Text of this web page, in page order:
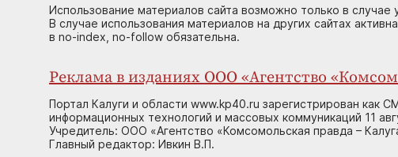
Использование материалов сайта возможно только в
В случае использования материалов на других сайтах
в no-index, no-follow обязательна.
Реклама в изданиях ООО «Агентство
Портал Калуги и области www.kp40.ru зарегистрирован как
информационных технологий и массовых коммуникаций 11
Учредитель: ООО «Агентство «Комсомольская правда –
Главный редактор: Ивкин В.П.